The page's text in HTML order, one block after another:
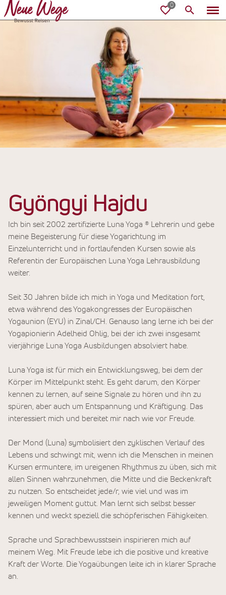
Gyöngyi Hajdu
Ich bin seit 2002 zertifizierte Luna Yoga ® Lehrerin und gebe
meine Begeisterung für diese Yogarichtung im
Einzelunterricht und in fortlaufenden Kursen sowie als
Referentin der Europäischen Luna Yoga Lehrausbildung
weiter.
Seit 30 Jahren bilde ich mich in Yoga und Meditation fort,
etwa während des Yogakongresses der Europäischen
Yogaunion (EYU) in Zinal/CH. Genauso lang lerne ich bei der
Yogapionierin Adelheid Ohlig, bei der ich zwei insgesamt
vierjährige Luna Yoga Ausbildungen absolviert habe.
Luna Yoga ist für mich ein Entwicklungsweg, bei dem der
Körper im Mittelpunkt steht. Es geht darum, den Körper
kennen zu lernen, auf seine Signale zu hören und ihn zu
spüren, aber auch um Entspannung und Kräftigung. Das
interessiert mich und bereitet mir nach wie vor Freude.
Der Mond (Luna) symbolisiert den zyklischen Verlauf des
Lebens und schwingt mit, wenn ich die Menschen in meinen
Kursen ermuntere, im ureigenen Rhythmus zu üben, sich mit
allen Sinnen wahrzunehmen, die Mitte und die Beckenkraft
zu nutzen. So entscheidet jede/r, wie viel und was im
jeweiligen Moment guttut. Man lernt sich selbst besser
kennen und weckt speziell die schöpferischen Fähigkeiten.
Sprache und Sprachbewusstsein inspirieren mich auf
meinem Weg. Mit Freude lebe ich die positive und kreative
Kraft der Worte. Die Yogaübungen leite ich in klarer Sprache
an.